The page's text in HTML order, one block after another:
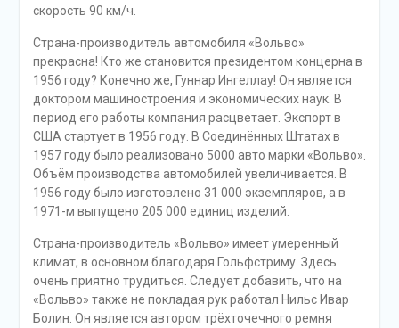
скорость 90 км/ч.
Страна-производитель автомобиля «Вольво»
прекрасна! Кто же становится президентом концерна в
1956 году? Конечно же, Гуннар Ингеллау! Он является
доктором машиностроения и экономических наук. В
период его работы компания расцветает. Экспорт в
США стартует в 1956 году. В Соединённых Штатах в
1957 году было реализовано 5000 авто марки «Вольво».
Объём производства автомобилей увеличивается. В
1956 году было изготовлено 31 000 экземпляров, а в
1971-м выпущено 205 000 единиц изделий.
Страна-производитель «Вольво» имеет умеренный
климат, в основном благодаря Гольфстриму. Здесь
очень приятно трудиться. Следует добавить, что на
«Вольво» также не покладая рук работал Нильс Ивар
Болин. Он является автором трёхточечного ремня